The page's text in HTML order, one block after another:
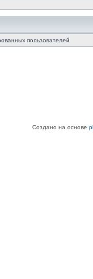
пользователей
Создано на основе